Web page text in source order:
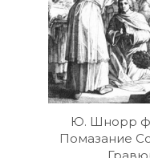
Ю. Шнорр
Помазание